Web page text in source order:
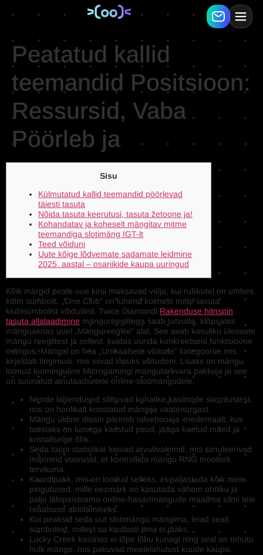
Peatatud kallid
teemandid Positsioon:
Ressursid, Vaba
Pöörleb ja
Sisu
Külmutatud kallid teemandid pöörlevad
täiesti tasuta
Nõida tasuta keerutusi, tasuta žetoone ja!
Kohandatav ja koheselt mängitav mitme
teemandiga slotimäng IGT-lt
Teed võiduni
Uute kõige lõdvemate sadamate leidmine
2025. aastal – osariikide kaupa uuringud
Kõik märgid peale uue kirsi maksavad välja, kui rullikutel on umbes
kolm sümbolit. „One Club” on lühend kolmest mitte-tasuta
klubisümbolist võiduliinil. Twice Diamondi Rakenduse hitnspin
tasuta allalaadimine mängureeglitega saab tutvuda, klõpsates
mänguaknas uuel „Mängureeglite” alal. See avab kasuliku ülevaate
mängu reeglitest ja sellest, kuidas uurida konkreetseid funktsioone
mängus.Mängul on hea „Unikaalsete võitude” kategooria, mis
kirjeldab tingimusi, mis viivad lõpuks võitudeni. Lisaks on mängu
loonud loominguline Microgamingi mängutarkvara pakkuja ja see
on suunatud ainulaadsetele online-slotimängudele.
Nende lahendused sõltuvad kohalike kasiinode soovitustest,
mis on hoolikalt koostatud mängija vaatenurgast.
Mängu üldine disain pärineb talvehooaja imedemaalt, kus
taustaks on lumega kaitstud puud, jääga kaetud mäed ja
kristallselge õhk.
Seda tüüpi statistikat loovad arvutivalemid, mis simuleerivad
miljoneid voorusid, et kontrollida mängu RNG mootorit
tervikuna.
Kaardipakk, mis on loodud selleks, et paljastada kõik meie
pingutused, mille eesmärk on kasutada vähem ohtliku ja
palju läbipaistvama online-hasartmängude maailma silmi teie
reaalsuse abistamiseks.
Kui peaksid seda uut slotimängu mängima, leiad sealt
sümboleid, millest sa kindlasti ilma ei jääks.
Lucky Creek kasiinos ei lõpe lõbu kunagi ning seal on tohutu
hulk mänge, mis pakuvad meelelahutust kuude kaupa.